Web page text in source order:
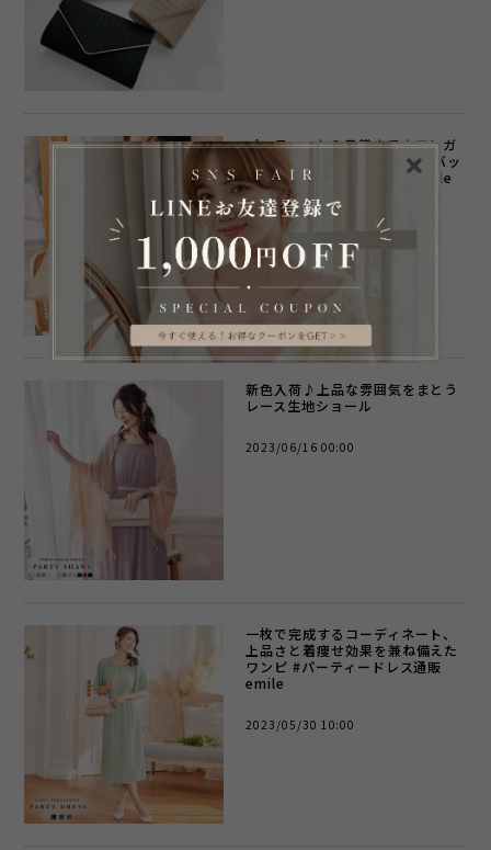
パーティーから日常まで♪エレガ
ントレースA4サイズ対応サブバッ
グ #パーティードレス通販emile
2023/06/19 10:00
新色入荷♪上品な雰囲気をまとう
レース生地ショール
2023/06/16 00:00
一枚で完成するコーディネート、
上品さと着痩せ効果を兼ね備えた
ワンピ #パーティードレス通販
emile
2023/05/30 10:00